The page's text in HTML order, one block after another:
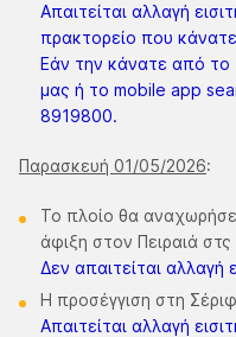
Απαιτείται αλλαγή
πρακτορείο που
Εάν την κάνατε από το
μας ή το mobile app
8919800.
Παρασκευή 01/05/2026:
Το πλοίο θα
άφιξη στον Πειραιά
Δεν απαιτείται αλλαγή
Η προσέγγιση στη
Απαιτείται αλλαγή